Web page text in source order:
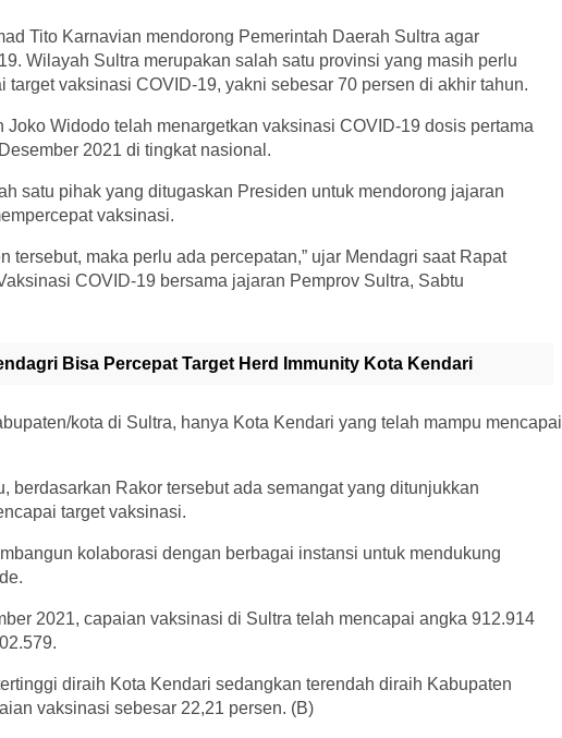
Tito Karnavian mendorong Pemerintah Daerah Sultra agar
Wilayah Sultra merupakan salah satu provinsi yang masih perlu
target vaksinasi COVID-19, yakni sebesar 70 persen di akhir tahun.
Joko Widodo telah menargetkan vaksinasi COVID-19 dosis pertama
2021 di tingkat nasional.
satu pihak yang ditugaskan Presiden untuk mendorong jajaran
vaksinasi.
tersebut, maka perlu ada percepatan,” ujar Mendagri saat Rapat
COVID-19 bersama jajaran Pemprov Sultra, Sabtu
Bisa Percepat Target Herd Immunity Kota Kendari
kota di Sultra, hanya Kota Kendari yang telah mampu mencapai
berdasarkan Rakor tersebut ada semangat yang ditunjukkan
target vaksinasi.
kolaborasi dengan berbagai instansi untuk mendukung
2021, capaian vaksinasi di Sultra telah mencapai angka 912.914
diraih Kota Kendari sedangkan terendah diraih Kabupaten
vaksinasi sebesar 22,21 persen. (B)